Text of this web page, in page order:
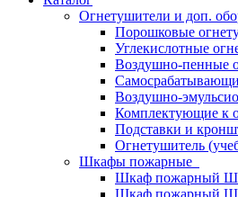
Огнетушители и доп.
Порошковые
Углекислотные
Воздушно-пенные
Воздушно-
Комплектующие к
Подставки и
Огнетушитель
Шкафы пожарные
Шкаф пожарный
Шкаф пожарный